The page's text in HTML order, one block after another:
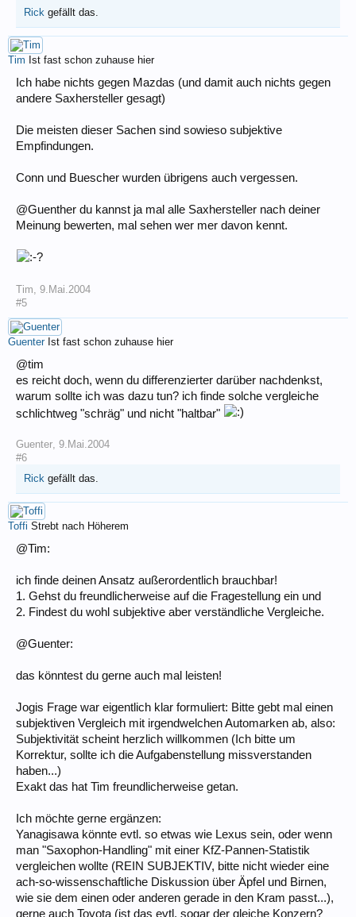
Rick gefällt das.
Tim Ist fast schon zuhause hier
Ich habe nichts gegen Mazdas (und damit auch nichts gegen
andere Saxhersteller gesagt)
Die meisten dieser Sachen sind sowieso subjektive
Empfindungen.
Conn und Buescher wurden übrigens auch vergessen.
@Guenther du kannst ja mal alle Saxhersteller nach deiner
Meinung bewerten, mal sehen wer mer davon kennt.
Tim, 9.Mai.2004
#5
Guenter Ist fast schon zuhause hier
@tim
es reicht doch, wenn du differenzierter darüber nachdenkst,
warum sollte ich was dazu tun? ich finde solche vergleiche
schlichtweg "schräg" und nicht "haltbar"
Guenter, 9.Mai.2004
#6
Rick gefällt das.
Toffi Strebt nach Höherem
@Tim:
ich finde deinen Ansatz außerordentlich brauchbar!
1. Gehst du freundlicherweise auf die Fragestellung ein und
2. Findest du wohl subjektive aber verständliche Vergleiche.
@Guenter:
das könntest du gerne auch mal leisten!
Jogis Frage war eigentlich klar formuliert: Bitte gebt mal einen
subjektiven Vergleich mit irgendwelchen Automarken ab, also:
Subjektivität scheint herzlich willkommen (Ich bitte um
Korrektur, sollte ich die Aufgabenstellung missverstanden
haben...)
Exakt das hat Tim freundlicherweise getan.
Ich möchte gerne ergänzen:
Yanagisawa könnte evtl. so etwas wie Lexus sein, oder wenn
man "Saxophon-Handling" mit einer KfZ-Pannen-Statistik
vergleichen wollte (REIN SUBJEKTIV, bitte nicht wieder eine
ach-so-wissenschaftliche Diskussion über Äpfel und Birnen,
wie sie dem einen oder anderen gerade in den Kram passt...),
gerne auch Toyota (ist das evtl. sogar der gleiche Konzern?